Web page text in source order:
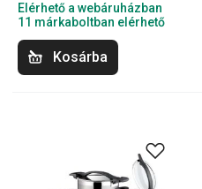
Elérhető a webáruházban
11 márkaboltban elérhető
Kosárba